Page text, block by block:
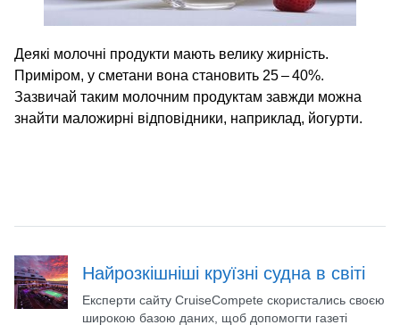
Деякі молочні продукти мають велику жирність.
Приміром, у сметани вона становить 25 – 40%.
Зазвичай таким молочним продуктам завжди можна
знайти маложирні відповідники, наприклад, йогурти.
Найрозкішніші круїзні судна в світі
Експерти сайту CruiseCompete скористались своєю
широкою базою даних, щоб допомогти газеті